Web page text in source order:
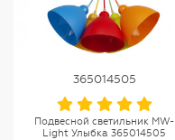
365014505
Подвесной светильник MW-
Light Улыбка 365014505